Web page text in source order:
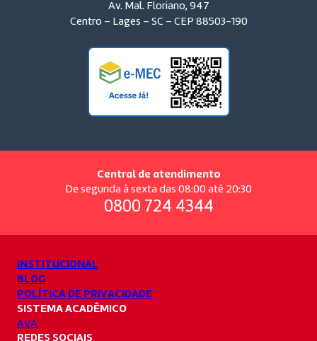
Av. Mal. Floriano, 947
Centro – Lages – SC – CEP 88503-190
Central de atendimento
De segunda à sexta das 08:00 até 20:30
0800 724 4344
INSTITUCIONAL
BLOG
POLÍTICA DE PRIVACIDADE
SISTEMA ACADÊMICO
AVA
REDES SOCIAIS